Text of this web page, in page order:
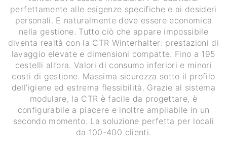
perfettamente alle esigenze specifiche e ai desideri
personali. E naturalmente deve essere economica
nella gestione. Tutto ciò che appare impossibile
diventa realtà con la CTR Winterhalter: prestazioni di
lavaggio elevate e dimensioni compatte. Fino a 195
cestelli all’ora. Valori di consumo inferiori e minori
costi di gestione. Massima sicurezza sotto il profilo
dell’igiene ed estrema flessibilità. Grazie al sistema
modulare, la CTR è facile da progettare, è
configurabile a piacere e inoltre ampliabile in un
secondo momento. La soluzione perfetta per locali
da 100-400 clienti.